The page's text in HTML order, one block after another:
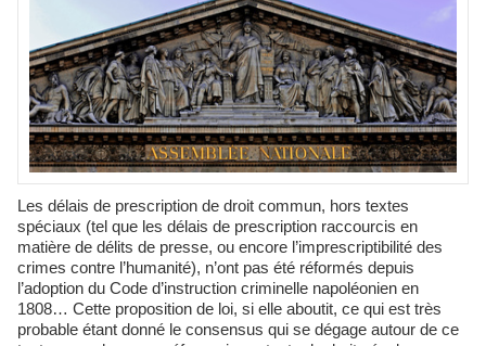
Les délais de prescription de droit commun, hors textes
spéciaux (tel que les délais de prescription raccourcis en
matière de délits de presse, ou encore l’imprescriptibilité des
crimes contre l’humanité), n’ont pas été réformés depuis
l’adoption du Code d’instruction criminelle napoléonien en
1808… Cette proposition de loi, si elle aboutit, ce qui est très
probable étant donné le consensus qui se dégage autour de ce